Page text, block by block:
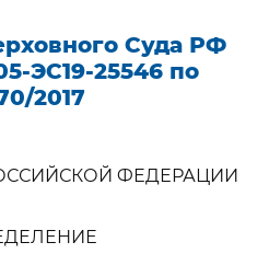
Суда РФ
ЭС19-25546 по
2017
ФЕДЕРАЦИИ